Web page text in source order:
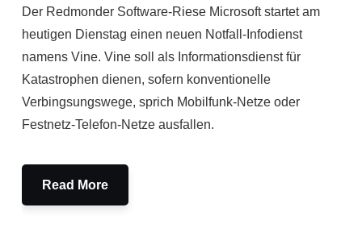
Der Redmonder Software-Riese Microsoft startet am
heutigen Dienstag einen neuen Notfall-Infodienst
namens Vine. Vine soll als Informationsdienst für
Katastrophen dienen, sofern konventionelle
Verbingsungswege, sprich Mobilfunk-Netze oder
Festnetz-Telefon-Netze ausfallen.
Read More